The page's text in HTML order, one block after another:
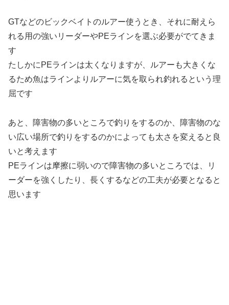
GTなどのビックベイトのルアー使うとき、それに耐えら
れる用の強いリーダーやPEラインを選ぶ必要がでてきま
す
たしかにPEラインは太くなりますが、ルアーも大きくな
るため魚はラインよりルアーに気を取られ釣れるという理
屈です
あと、障害物の多いところで釣りをするのか、障害物のな
い広い場所で釣りをするのかによっても太さを変えると良
いと考えます
PEラインは摩擦に弱いので障害物の多いところでは、リ
ーダーを強くしたり、長くするなどの工夫が必要となると
思います